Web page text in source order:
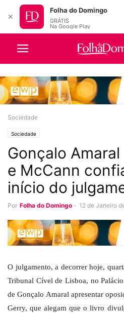
Sociedade
Sociedade
Gonçalo
e McCann
início do
Por Folha do Domingo - 12 de Janeiro
O julgamento, a decorrer hoje,
Tribunal Cível de Lisboa, no
de Gonçalo Amaral apresentar
Gerry, que alegam que o livro
✕
Folha do Domingo
GRÁTIS
Na Google Play